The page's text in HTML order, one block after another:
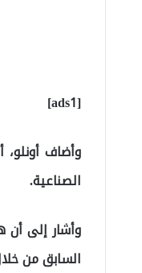
[ads1]
وأضاف
الصناعية.
وأشار إلى
السابق من